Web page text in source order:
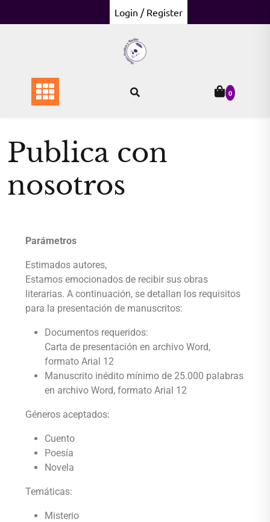
Login / Register
0
Publica con
nosotros
Parámetros
Estimados autores,
Estamos emocionados de recibir sus obras
literarias. A continuación, se detallan los requisitos
para la presentación de manuscritos:
Documentos requeridos:
Carta de presentación en archivo Word,
formato Arial 12
Manuscrito inédito mínimo de 25.000 palabras
en archivo Word, formato Arial 12
Géneros aceptados:
Cuento
Poesía
Novela
Temáticas:
Misterio